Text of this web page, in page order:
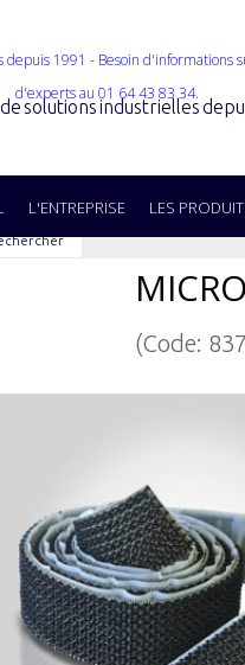
solutions industrielles
L'ENTREPRISE LES
(Code: